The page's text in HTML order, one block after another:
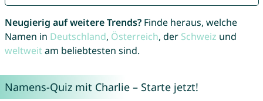
Neugierig auf weitere Trends?Finde heraus, welche
Namen in Deutschland, Österreich, der Schweiz und
weltweitam beliebtesten sind.
Namens-Quiz mit Charlie – Starte jetzt!